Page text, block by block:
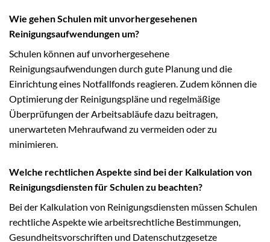
Wie gehen Schulen mit unvorhergesehenen
Reinigungsaufwendungen um?
Schulen können auf unvorhergesehene
Reinigungsaufwendungen durch gute Planung und die
Einrichtung eines Notfallfonds reagieren. Zudem können die
Optimierung der Reinigungspläne und regelmäßige
Überprüfungen der Arbeitsabläufe dazu beitragen,
unerwarteten Mehraufwand zu vermeiden oder zu
minimieren.
Welche rechtlichen Aspekte sind bei der Kalkulation von
Reinigungsdiensten für Schulen zu beachten?
Bei der Kalkulation von Reinigungsdiensten müssen Schulen
rechtliche Aspekte wie arbeitsrechtliche Bestimmungen,
Gesundheitsvorschriften und Datenschutzgesetze